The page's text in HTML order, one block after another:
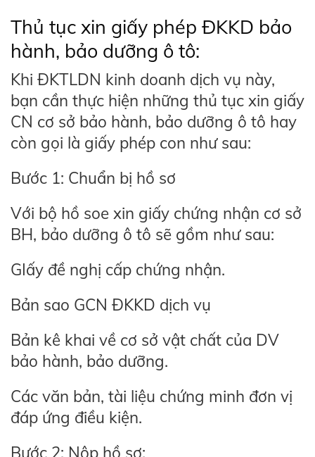
Thủ tục xin giấy phép ĐKKD bảo
hành, bảo dưỡng ô tô:
Khi ĐKTLDN kinh doanh dịch vụ này,
bạn cần thực hiện những thủ tục xin giấy
CN cơ sở bảo hành, bảo dưỡng ô tô hay
còn gọi là giấy phép con như sau:
Bước 1: Chuẩn bị hồ sơ
Với bộ hồ soe xin giấy chứng nhận cơ sở
BH, bảo dưỡng ô tô sẽ gồm như sau:
GIấy đề nghị cấp chứng nhận.
Bản sao GCN ĐKKD dịch vụ
Bản kê khai về cơ sở vật chất của DV
bảo hành, bảo dưỡng.
Các văn bản, tài liệu chứng minh đơn vị
đáp ứng điều kiện.
Bước 2: Nộp hồ sơ: